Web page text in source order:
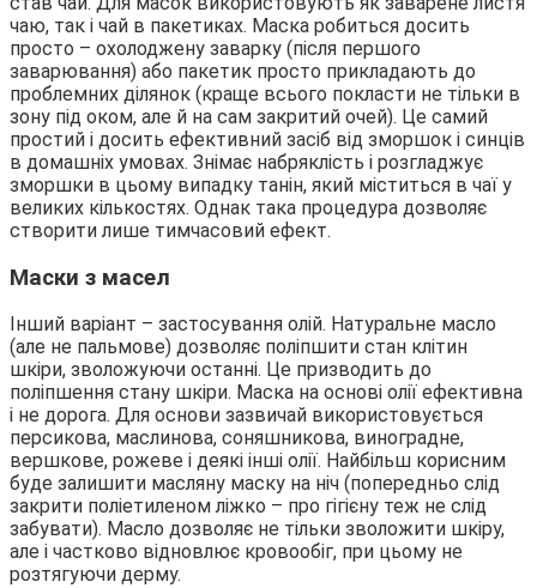
чаю, так і чай в пакетиках. Маска робиться досить
просто – охолоджену заварку (після першого
заварювання) або пакетик просто прикладають до
проблемних ділянок (краще всього покласти не тільки в
зону під оком, але й на сам закритий очей). Це самий
простий і досить ефективний засіб від зморшок і синців
в домашніх умовах. Знімає набряклість і розгладжує
зморшки в цьому випадку танін, який міститься в чаї у
великих кількостях. Однак така процедура дозволяє
створити лише тимчасовий ефект.
Маски з масел
Інший варіант – застосування олій. Натуральне масло
(але не пальмове) дозволяє поліпшити стан клітин
шкіри, зволожуючи останні. Це призводить до
поліпшення стану шкіри. Маска на основі олії ефективна
і не дорога. Для основи зазвичай використовується
персикова, маслинова, соняшникова, виноградне,
вершкове, рожеве і деякі інші олії. Найбільш корисним
буде залишити масляну маску на ніч (попередньо слід
закрити поліетиленом ліжко – про гігієну теж не слід
забувати). Масло дозволяє не тільки зволожити шкіру,
але і частково відновлює кровообіг, при цьому не
розтягуючи дерму.